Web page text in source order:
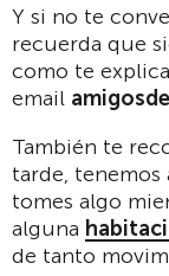
Y si no te
recuerda que
como te
email
También te
tarde, tenemos
tomes algo
alguna
de tanto